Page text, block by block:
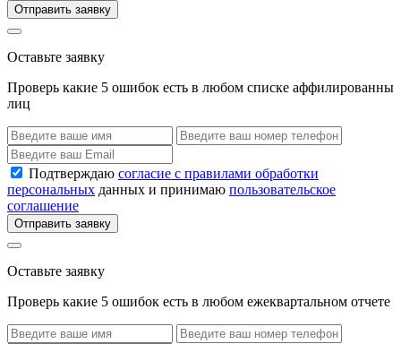
Отправить заявку
Оставьте заявку
Проверь какие 5 ошибок есть в любом списке аффилированны
лиц
Подтверждаю согласие с правилами обработки
персональных данных и принимаю пользовательское
соглашение
Отправить заявку
Оставьте заявку
Проверь какие 5 ошибок есть в любом ежеквартальном отчете